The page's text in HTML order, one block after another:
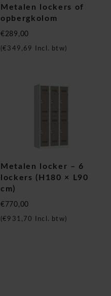
Metalen lockers of
opbergkolom
€289,00
(€349,69 Incl. btw)
Metalen locker – 6
lockers (H180 × L90
cm)
€770,00
(€931,70 Incl. btw)